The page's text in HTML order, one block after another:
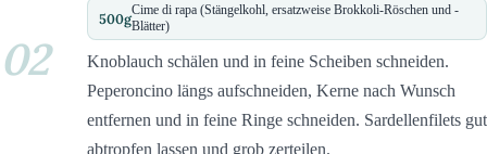
500gCime di rapa (Stängelkohl, ersatzweise Brokkoli-Röschen und -
Blätter)
02
Knoblauch schälen und in feine Scheiben schneiden.
Peperoncino längs aufschneiden, Kerne nach Wunsch
entfernen und in feine Ringe schneiden. Sardellenfilets gut
abtropfen lassen und grob zerteilen.